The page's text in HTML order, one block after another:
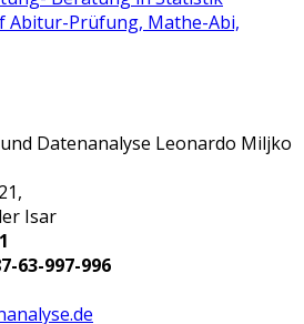
Abitur-Prüfung, Mathe-Abi,
Datenanalyse Leonardo Miljko
Isar
63-997-996